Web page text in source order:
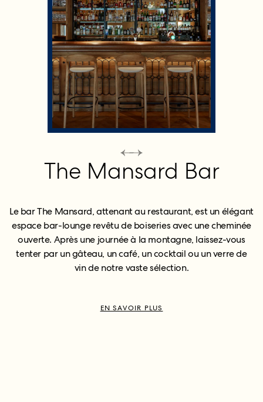
The Mansard Bar
Le bar The Mansard, attenant au restaurant, est un élégant
espace bar-lounge revêtu de boiseries avec une cheminée
ouverte. Après une journée à la montagne, laissez-vous
tenter par un gâteau, un café, un cocktail ou un verre de
vin de notre vaste sélection.
EN SAVOIR PLUS